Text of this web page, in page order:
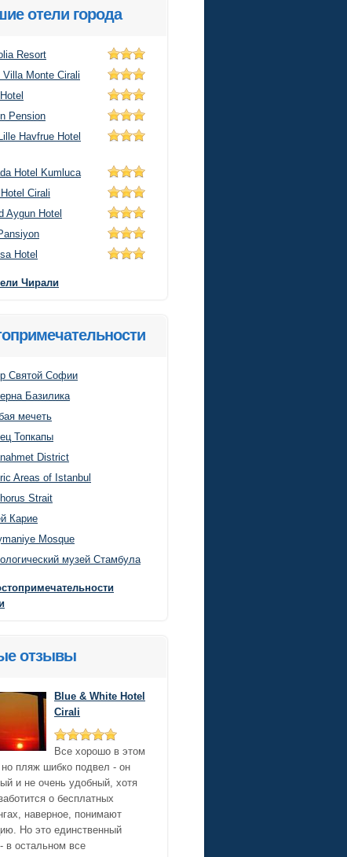
отели города
Resort
Villa Monte Cirali
Pension
Havfrue Hotel
Hotel Kumluca
Cirali
Aygun Hotel
Hotel
Чирали
Святой Софии
Базилика
мечеть
Топкапы
District
Areas of Istanbul
Strait
Карие
Mosque
музей Стамбула
отзывы
Blue & White Hotel
Cirali
Все хорошо в этом
но пляж шибко подвел - он
и не очень удобный, хотя
о бесплатных
наверное, понимают
Но это единственный
в остальном все